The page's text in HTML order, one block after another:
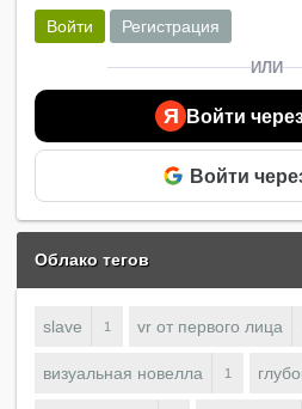
Войти Регистрация
ИЛИ
Я Войти
Войти
Облако тегов
slave 1 vr от первого лица
визуальная новелла 1